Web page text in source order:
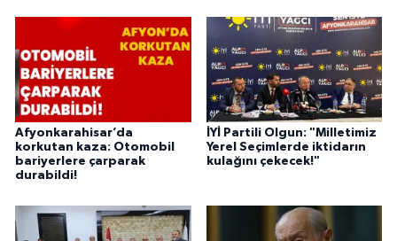
Afyonkarahisar’da
korkutan kaza: Otomobil
bariyerlere çarparak
durabildi!
İYİ Partili Olgun: "Milletimiz
Yerel Seçimlerde iktidarın
kulağını çekecek!"